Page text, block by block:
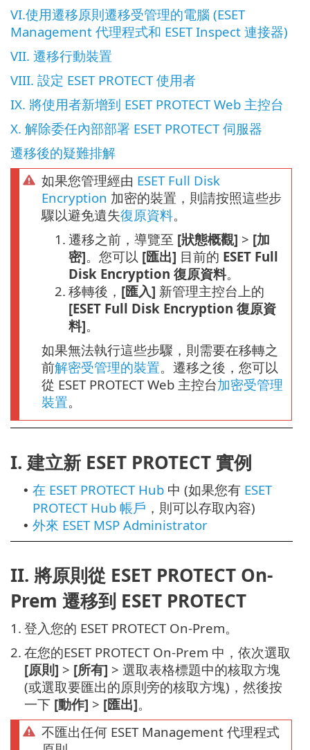
VI.使用遷移原則遷移受管理的電腦 (ESET
Management 代理程式和 ESET Inspect 連接器)
VII. 遷移行動裝置
VIII. 設定 ESET PROTECT 使用者
IX. 將使用者新增到 ESET PROTECT Web 主控台
X. 解除委任內部部署 ESET PROTECT 伺服器
遷移後的疑難排解
如果您管理經由 ESET Full Disk
Encryption 加密的裝置，則請按照這些步
驟以避免遺失復原資料。
1. 遷移之前，導覽至 [狀態概觀] > [加
密]。您可以 [匯出] 目前的 ESET Full
Disk Encryption 復原資料。
2. 移轉後， [匯入] 新管理主控台上的
[ESET Full Disk Encryption 復原資
料]。
如果無法執行這些步驟，則需要在移轉之
前解密受管理的裝置。遷移之後，您可以
從 ESET PROTECT Web 主控台加密受管理
裝置。
I. 建立新 ESET PROTECT 實例
• 在 ESET PROTECT Hub 中 (如果您有 ESET
PROTECT Hub 帳戶 ，則可以存取內容)
• 外來 ESET MSP Administrator
II. 將原則從 ESET PROTECT On-
Prem 遷移到 ESET PROTECT
1. 登入您的 ESET PROTECT On-Prem。
2. 在您的ESET PROTECT On-Prem 中，依次選取
[原則] > [所有] > 選取表格標題中的核取方塊
(或選取要匯出的原則旁的核取方塊)，然後按
一下 [動作] > [匯出]。
不匯出任何 ESET Management 代理程式